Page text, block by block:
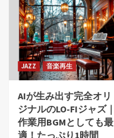
JAZZ 音楽再生
AIが生み出す完全オリ
ジナルのLO-FIジャズ｜
作業用BGMとしても最
適！たっぷり1時間